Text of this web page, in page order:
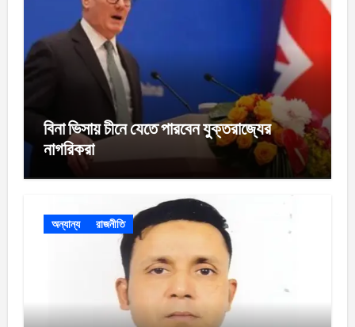
বিনা ভিসায় চীনে যেতে পারবেন যুক্তরাজ্যের
নাগরিকরা
অন্যান্য রাজনীতি